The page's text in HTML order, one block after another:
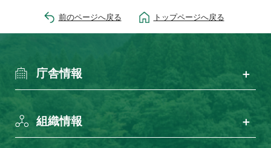
前のページへ戻る トップページへ戻る
庁舎情報
組織情報